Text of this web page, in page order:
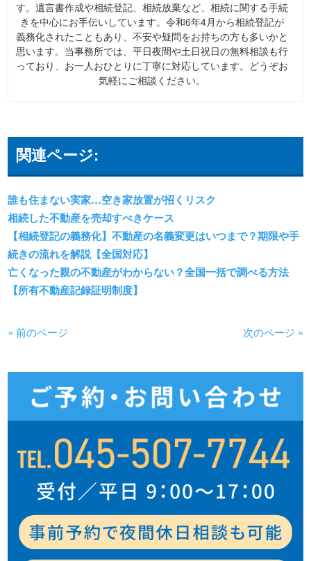
す。遺言書作成や相続登記、相続放棄など、相続に関する手続
きを中心にお手伝いしています。令和6年4月から相続登記が
義務化されたこともあり、不安や疑問をお持ちの方も多いかと
思います。当事務所では、平日夜間や土日祝日の無料相談も行
っており、お一人おひとりに丁寧に対応しています。どうぞお
気軽にご相談ください。
関連ページ:
誰も住まない実家…空き家放置が招くリスク
相続した不動産を売却すべきケース
【相続登記の義務化】不動産の名義変更はいつまで？期限や手
続きの流れを解説【全国対応】
亡くなった親の不動産がわからない？全国一括で調べる方法
【所有不動産記録証明制度】
« 前のページ 次のページ »